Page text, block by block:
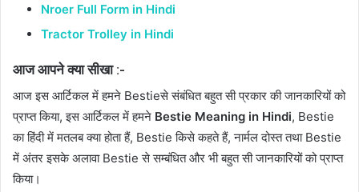
Nroer Full Form in Hindi
Tractor Trolley in Hindi
आज आपने क्या सीखा :-
आज इस आर्टिकल में हमने Bestieसे संबंधित बहुत सी प्रकार की जानकारियों को
प्राप्त किया, इस आर्टिकल में हमने Bestie Meaning in Hindi, Bestie
का हिंदी में मतलब क्या होता हैं, Bestie किसे कहते हैं, नार्मल दोस्त तथा Bestie
में अंतर इसके अलावा Bestie से सम्बंधित और भी बहुत सी जानकारियों को प्राप्त
किया।